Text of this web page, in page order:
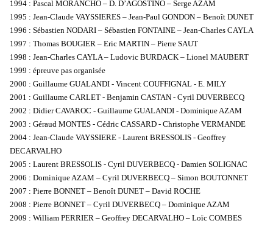
1994 : Pascal MORANCHO – D. D’AGOSTINO – Serge AZAM
1995 : Jean-Claude VAYSSIERES – Jean-Paul GONDON – Benoît DUNET
1996 : Sébastien NODARI – Sébastien FONTAINE – Jean-Charles CAYLA
1997 : Thomas BOUGIER – Eric MARTIN – Pierre SAUT
1998 : Jean-Charles CAYLA – Ludovic BURDACK – Lionel MAUBERT
1999 : épreuve pas organisée
2000 : Guillaume GUALANDI - Vincent COUFFIGNAL - E. MILY
2001 : Guillaume CARLET - Benjamin CASTAN - Cyril DUVERBECQ
2002 : Didier CAVAROC - Guillaume GUALANDI - Dominique AZAM
2003 : Géraud MONTES - Cédric CASSARD - Christophe VERMANDE
2004 : Jean-Claude VAYSSIERE - Laurent BRESSOLIS - Geoffrey
DECARVALHO
2005 : Laurent BRESSOLIS - Cyril DUVERBECQ - Damien SOLIGNAC
2006 : Dominique AZAM – Cyril DUVERBECQ – Simon BOUTONNET
2007 : Pierre BONNET – Benoît DUNET – David ROCHE
2008 : Pierre BONNET – Cyril DUVERBECQ – Dominique AZAM
2009 : William PERRIER – Geoffrey DECARVALHO – Loïc COMBES